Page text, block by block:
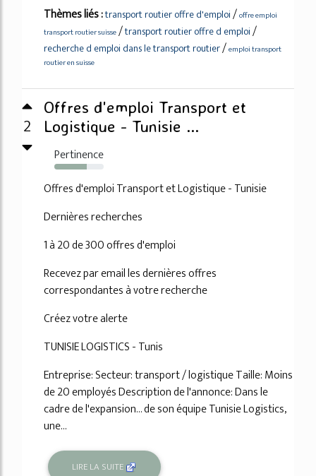
Thèmes liés :transport routier offre d'emploi/offre emploi
transport routier suisse/transport routier offre d emploi/
recherche d emploi dans le transport routier/emploi transport
routier en suisse
2
Offres d'emploi Transport et
Logistique - Tunisie ...
Pertinence
65%
Offres d'emploi Transport et Logistique - Tunisie
Dernières recherches
1 à 20 de 300 offres d'emploi
Recevez par email les dernières offres
correspondantes à votre recherche
Créez votre alerte
TUNISIE LOGISTICS - Tunis
Entreprise: Secteur: transport / logistique Taille: Moins
de 20 employés Description de l'annonce: Dans le
cadre de l'expansion... de son équipe Tunisie Logistics,
une...
LIRE LA SUITE